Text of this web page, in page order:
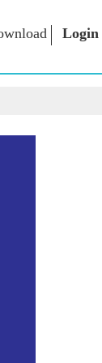
Login